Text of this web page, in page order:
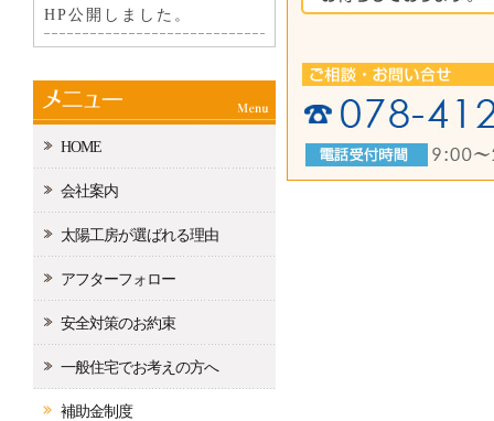
HP公開しました。
HOME
会社案内
太陽工房が選ばれる理由
アフターフォロー
安全対策のお約束
一般住宅でお考えの方へ
補助金制度